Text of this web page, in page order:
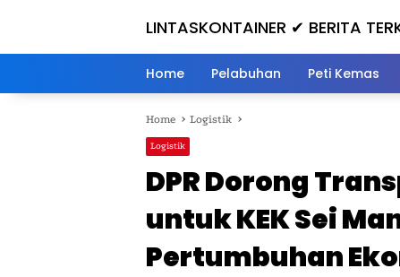
LINTASKONTAINER ✔ BERITA
HARI INI
Home Pelabuhan Peti Kemas
Home Logistik
Logistik
DPR Dorong
untuk KEK Sei
Pertumbuhan